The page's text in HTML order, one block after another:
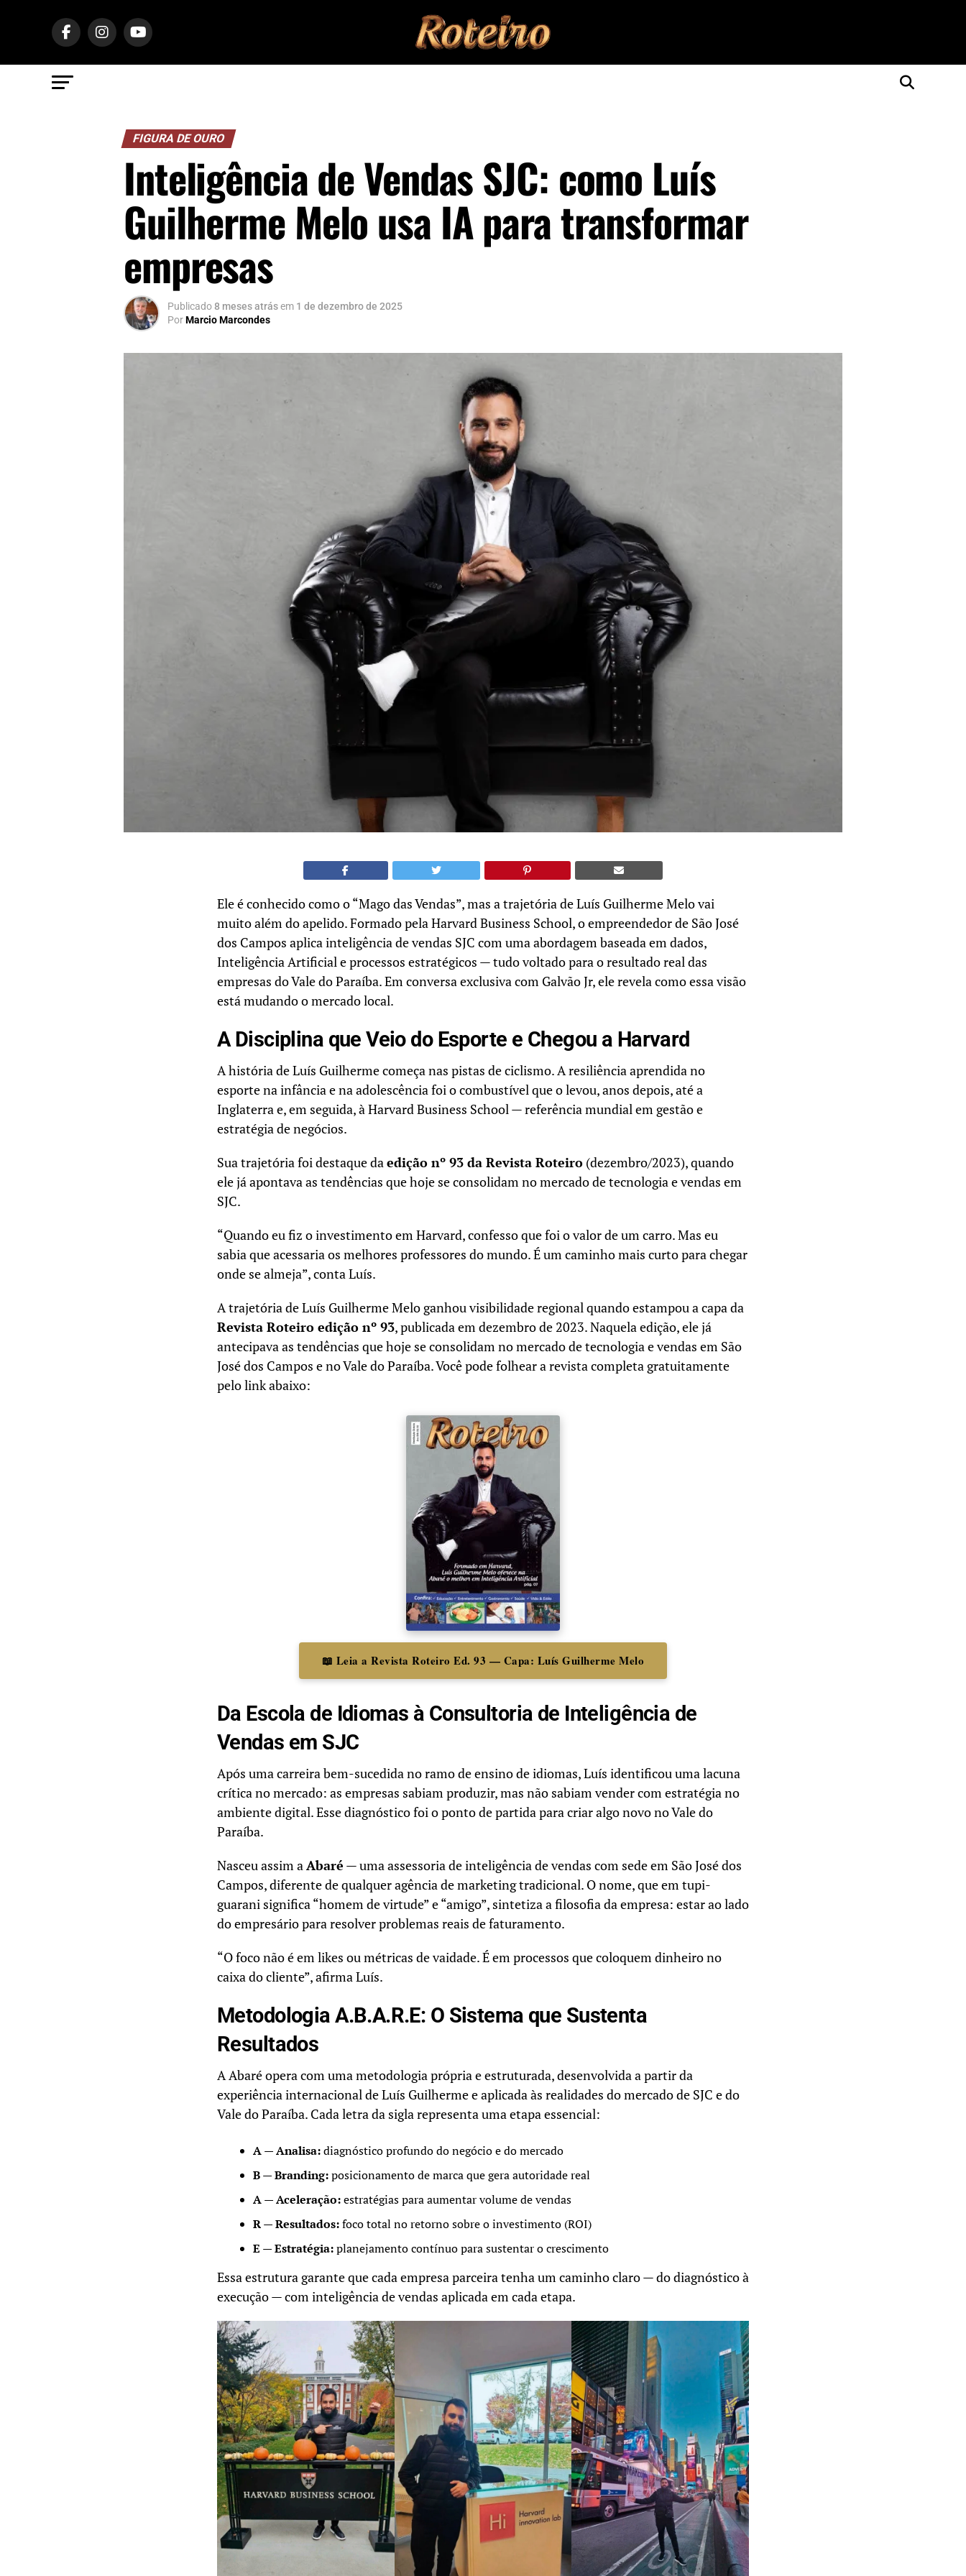
FIGURA DE OURO
Inteligência de Vendas SJC: como Luís
Guilherme Melo usa IA para transformar
empresas
Publicado8 meses atrásem 1 de dezembro de 2025
PorMarcio Marcondes
Ele é conhecido como o “Mago das Vendas”, mas a trajetória de Luís Guilherme Melo vai
muito além do apelido. Formado pela Harvard Business School, o empreendedor de São José
dos Campos aplica inteligência de vendas SJC com uma abordagem baseada em dados,
Inteligência Artificial e processos estratégicos — tudo voltado para o resultado real das
empresas do Vale do Paraíba. Em conversa exclusiva com Galvão Jr, ele revela como essa visão
está mudando o mercado local.
A Disciplina que Veio do Esporte e Chegou a Harvard
A história de Luís Guilherme começa nas pistas de ciclismo. A resiliência aprendida no
esporte na infância e na adolescência foi o combustível que o levou, anos depois, até a
Inglaterra e, em seguida, à Harvard Business School — referência mundial em gestão e
estratégia de negócios.
Sua trajetória foi destaque daedição nº 93 da Revista Roteiro (dezembro/2023), quando
ele já apontava as tendências que hoje se consolidam no mercado de tecnologia e vendas em
SJC.
“Quando eu fiz o investimento em Harvard, confesso que foi o valor de um carro. Mas eu
sabia que acessaria os melhores professores do mundo. É um caminho mais curto para chegar
onde se almeja”, conta Luís.
A trajetória de Luís Guilherme Melo ganhou visibilidade regional quando estampou a capa da
Revista Roteiro edição nº 93, publicada em dezembro de 2023. Naquela edição, ele já
antecipava as tendências que hoje se consolidam no mercado de tecnologia e vendas em São
José dos Campos e no Vale do Paraíba. Você pode folhear a revista completa gratuitamente
pelo link abaixo:
📖 Leia a Revista Roteiro Ed. 93 — Capa: Luís Guilherme Melo
Da Escola de Idiomas à Consultoria de Inteligência de
Vendas em SJC
Após uma carreira bem-sucedida no ramo de ensino de idiomas, Luís identificou uma lacuna
crítica no mercado: as empresas sabiam produzir, mas não sabiam vender com estratégia no
ambiente digital. Esse diagnóstico foi o ponto de partida para criar algo novo no Vale do
Paraíba.
Nasceu assim aAbaré — uma assessoria de inteligência de vendas com sede em São José dos
Campos, diferente de qualquer agência de marketing tradicional. O nome, que em tupi-
guarani significa “homem de virtude” e “amigo”, sintetiza a filosofia da empresa: estar ao lado
do empresário para resolver problemas reais de faturamento.
“O foco não é em likes ou métricas de vaidade. É em processos que coloquem dinheiro no
caixa do cliente”, afirma Luís.
Metodologia A.B.A.R.E: O Sistema que Sustenta
Resultados
A Abaré opera com uma metodologia própria e estruturada, desenvolvida a partir da
experiência internacional de Luís Guilherme e aplicada às realidades do mercado de SJC e do
Vale do Paraíba. Cada letra da sigla representa uma etapa essencial:
A — Analisa:diagnóstico profundo do negócio e do mercado
B — Branding:posicionamento de marca que gera autoridade real
A — Aceleração:estratégias para aumentar volume de vendas
R — Resultados:foco total no retorno sobre o investimento (ROI)
E — Estratégia:planejamento contínuo para sustentar o crescimento
Essa estrutura garante que cada empresa parceira tenha um caminho claro — do diagnóstico à
execução — com inteligência de vendas aplicada em cada etapa.